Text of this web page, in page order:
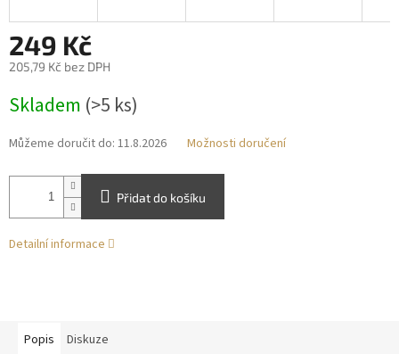
249 Kč
205,79 Kč bez DPH
cena:
Skladem (>5 ks)
Můžeme doručit do: 11.8.2026 Možnosti doručení
Přidat do košíku
Detailní informace
Popis Diskuze